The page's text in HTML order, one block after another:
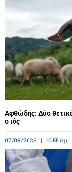
Αφθώδης: Δύο
ο ιός
07/08/2026 10:55 πμ